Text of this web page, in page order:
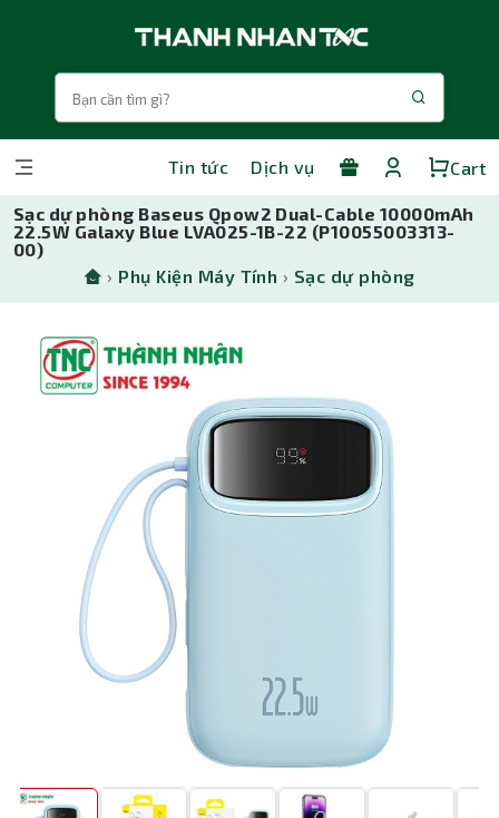
Tin tức Dịch vụ Cart
Sạc dự phòng Baseus Qpow2 Dual-Cable 10000mAh
22.5W Galaxy Blue LVA025-1B-22 (P10055003313-
00)
› Phụ Kiện Máy Tính › Sạc dự phòng